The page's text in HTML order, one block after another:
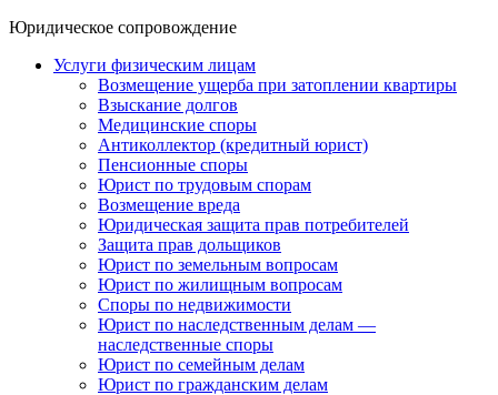
Юридическое сопровождение
Услуги физическим лицам
Возмещение ущерба при затоплении квартиры
Взыскание долгов
Медицинские споры
Антиколлектор (кредитный юрист)
Пенсионные споры
Юрист по трудовым спорам
Возмещение вреда
Юридическая защита прав потребителей
Защита прав дольщиков
Юрист по земельным вопросам
Юрист по жилищным вопросам
Споры по недвижимости
Юрист по наследственным делам —
наследственные споры
Юрист по семейным делам
Юрист по гражданским делам